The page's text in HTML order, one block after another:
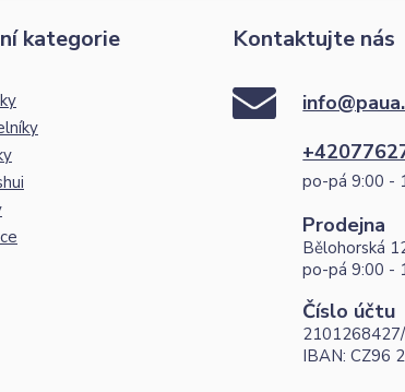
kategorie Kontaktujte nás
po-pá 9:00 -
Prodejna
Bělohorská
po-pá 9:00 -
Číslo účtu
IBAN: CZ96